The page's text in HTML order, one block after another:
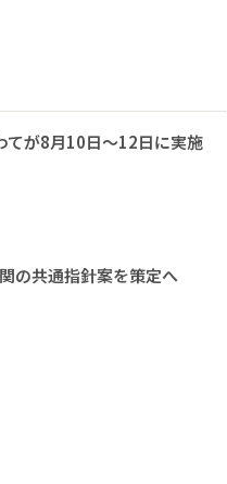
てが8月10日～12日に実施
の共通指針案を策定へ